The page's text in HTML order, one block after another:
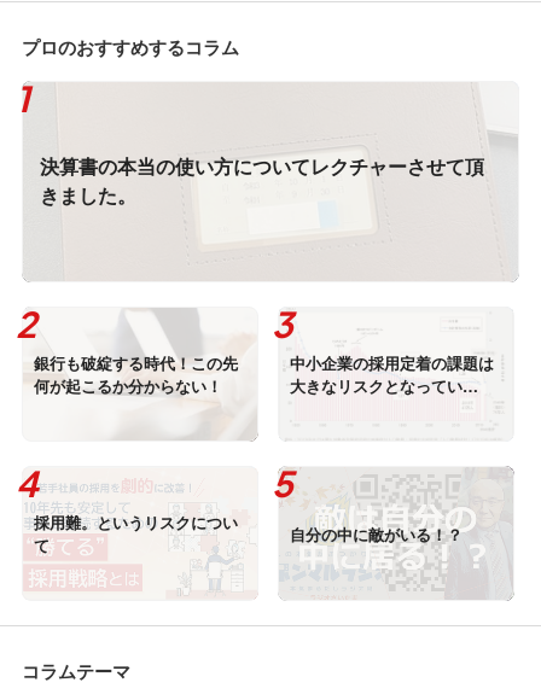
プロのおすすめするコラム
決算書の本当の使い方についてレクチャーさせて頂
きました。
銀行も破綻する時代！この先
何が起こるか分からない！
中小企業の採用定着の課題は
大きなリスクとなってい
採用難。というリスクについ
て
自分の中に敵がいる！？
コラムテーマ